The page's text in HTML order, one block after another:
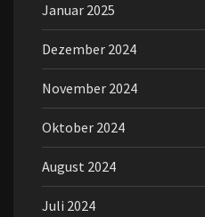
Januar 2025
Dezember 2024
November 2024
Oktober 2024
August 2024
Juli 2024